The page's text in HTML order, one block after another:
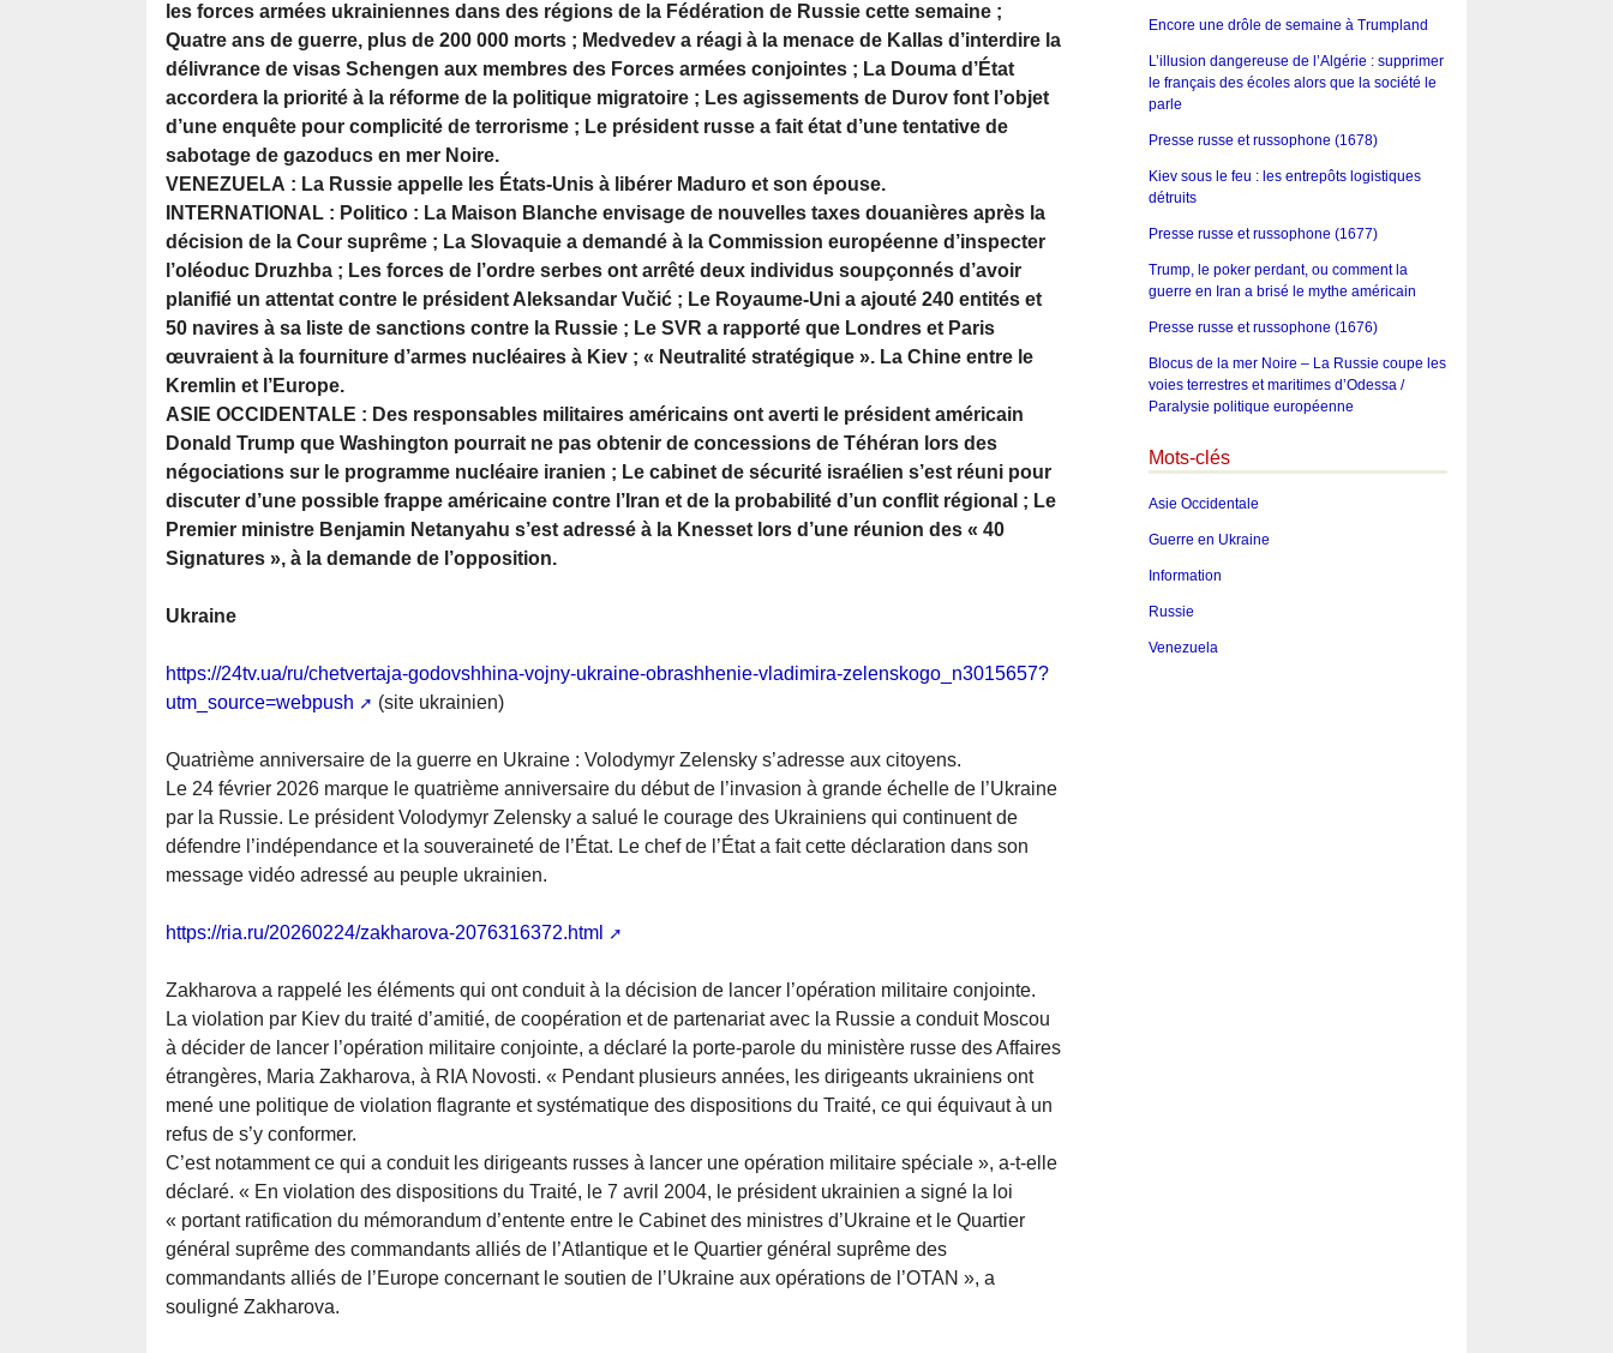
les forces armées ukrainiennes dans des régions de la Fédération de Russie cette semaine ;
Quatre ans de guerre, plus de 200 000 morts ; Medvedev a réagi à la menace de Kallas d’interdire la
délivrance de visas Schengen aux membres des Forces armées conjointes ; La Douma d’État
accordera la priorité à la réforme de la politique migratoire ; Les agissements de Durov font l’objet
d’une enquête pour complicité de terrorisme ; Le président russe a fait état d’une tentative de
sabotage de gazoducs en mer Noire.
VENEZUELA : La Russie appelle les États-Unis à libérer Maduro et son épouse.
INTERNATIONAL : Politico : La Maison Blanche envisage de nouvelles taxes douanières après la
décision de la Cour suprême ; La Slovaquie a demandé à la Commission européenne d’inspecter
l’oléoduc Druzhba ; Les forces de l’ordre serbes ont arrêté deux individus soupçonnés d’avoir
planifié un attentat contre le président Aleksandar Vučić ; Le Royaume-Uni a ajouté 240 entités et
50 navires à sa liste de sanctions contre la Russie ; Le SVR a rapporté que Londres et Paris
œuvraient à la fourniture d’armes nucléaires à Kiev ; « Neutralité stratégique ». La Chine entre le
Kremlin et l’Europe.
ASIE OCCIDENTALE : Des responsables militaires américains ont averti le président américain
Donald Trump que Washington pourrait ne pas obtenir de concessions de Téhéran lors des
négociations sur le programme nucléaire iranien ; Le cabinet de sécurité israélien s’est réuni pour
discuter d’une possible frappe américaine contre l’Iran et de la probabilité d’un conflit régional ; Le
Premier ministre Benjamin Netanyahu s’est adressé à la Knesset lors d’une réunion des « 40
Signatures », à la demande de l’opposition.
Ukraine
https://24tv.ua/ru/chetvertaja-godovshhina-vojny-ukraine-obrashhenie-vladimira-zelenskogo_n3015657?
utm_source=webpush
(site ukrainien)
Quatrième anniversaire de la guerre en Ukraine : Volodymyr Zelensky s’adresse aux citoyens.
Le 24 février 2026 marque le quatrième anniversaire du début de l’invasion à grande échelle de l’Ukraine
par la Russie. Le président Volodymyr Zelensky a salué le courage des Ukrainiens qui continuent de
défendre l’indépendance et la souveraineté de l’État. Le chef de l’État a fait cette déclaration dans son
message vidéo adressé au peuple ukrainien.
https://ria.ru/20260224/zakharova-2076316372.html
Zakharova a rappelé les éléments qui ont conduit à la décision de lancer l’opération militaire conjointe.
La violation par Kiev du traité d’amitié, de coopération et de partenariat avec la Russie a conduit Moscou
à décider de lancer l’opération militaire conjointe, a déclaré la porte-parole du ministère russe des Affaires
étrangères, Maria Zakharova, à RIA Novosti. « Pendant plusieurs années, les dirigeants ukrainiens ont
mené une politique de violation flagrante et systématique des dispositions du Traité, ce qui équivaut à un
refus de s’y conformer.
C’est notamment ce qui a conduit les dirigeants russes à lancer une opération militaire spéciale », a-t-elle
déclaré. « En violation des dispositions du Traité, le 7 avril 2004, le président ukrainien a signé la loi
« portant ratification du mémorandum d’entente entre le Cabinet des ministres d’Ukraine et le Quartier
général suprême des commandants alliés de l’Atlantique et le Quartier général suprême des
commandants alliés de l’Europe concernant le soutien de l’Ukraine aux opérations de l’OTAN », a
souligné Zakharova.
Encore une drôle de semaine à Trumpland
L’illusion dangereuse de l’Algérie : supprimer
le français des écoles alors que la société le
parle
Presse russe et russophone (1678)
Kiev sous le feu : les entrepôts logistiques
détruits
Presse russe et russophone (1677)
Trump, le poker perdant, ou comment la
guerre en Iran a brisé le mythe américain
Presse russe et russophone (1676)
Blocus de la mer Noire – La Russie coupe les
voies terrestres et maritimes d’Odessa /
Paralysie politique européenne
Mots-clés
Asie Occidentale
Guerre en Ukraine
Information
Russie
Venezuela